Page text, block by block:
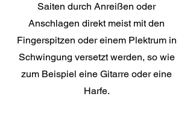
Saiten durch Anreißen oder
Anschlagen direkt meist mit den
Fingerspitzen oder einem Plektrum in
Schwingung versetzt werden, so wie
zum Beispiel eine Gitarre oder eine
Harfe.